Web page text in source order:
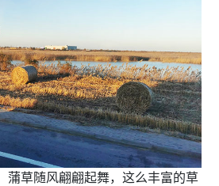
蒲草随风翩翩起舞，这么丰富的草